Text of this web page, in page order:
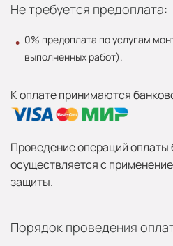
Не требуется предоплата:
0% предоплата по услугам
выполненных работ).
К оплате принимаются
Проведение операций оплаты
осуществляется с
защиты.
Порядок проведения